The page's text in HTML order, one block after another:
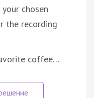
chosen
the recording
coffee…